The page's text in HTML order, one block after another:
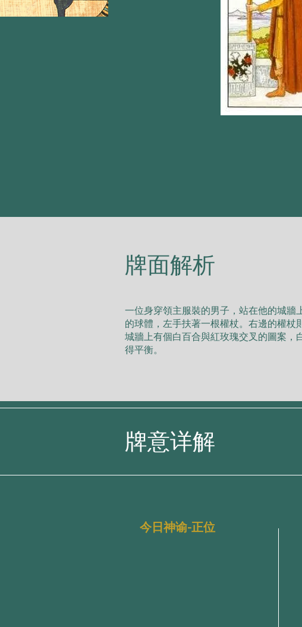
​牌面解析
⼀位⾝穿領主服裝的男⼦，站在他的城牆
的球體，左⼿扶著⼀根權杖。右邊的權杖
城牆上有個⽩百合與紅玫瑰交叉的圖案，
得平衡。
牌意详解
今日神谕-正位